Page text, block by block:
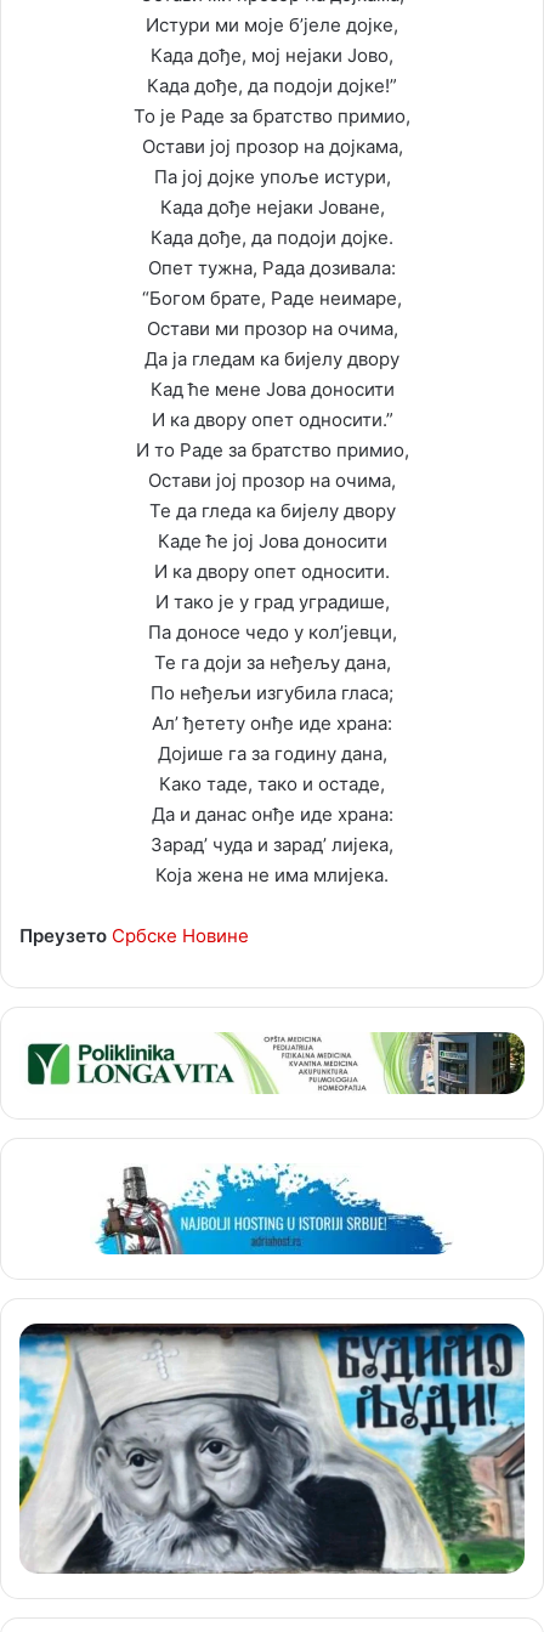
Истури ми моје б’јеле дојке,
Када дође, мој нејаки Јово,
Када дође, да подоји дојке!”
То је Раде за братство примио,
Остави јој прозор на дојкама,
Па јој дојке упоље истури,
Када дође нејаки Јоване,
Када дође, да подоји дојке.
Опет тужна, Рада дозивала:
“Богом брате, Раде неимаре,
Остави ми прозор на очима,
Да ја гледам ка бијелу двору
Кад ће мене Јова доносити
И ка дворy опет односити.”
И то Раде за братство примио,
Остави јој прозор на очима,
Те да гледа ка бијелу двору
Каде ће јој Јова доносити
И ка двору опет односити.
И тако је у град уградише,
Па доносе чедо у кол’јевци,
Те га доји за неђељу дана,
По неђељи изгубила гласа;
Ал’ ђетету онђе иде храна:
Дојише га за годину дана,
Како таде, тако и остаде,
Да и данас онђе иде храна:
Зарад’ чуда и зарад’ лијека,
Која жена не има млијека.
Преузето Србске Новине